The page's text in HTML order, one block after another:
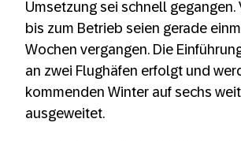
Umsetzung sei schnell gegangen.
bis zum Betrieb seien gerade
Wochen vergangen. Die
an zwei Flughäfen erfolgt und
kommenden Winter auf sechs
ausgeweitet.